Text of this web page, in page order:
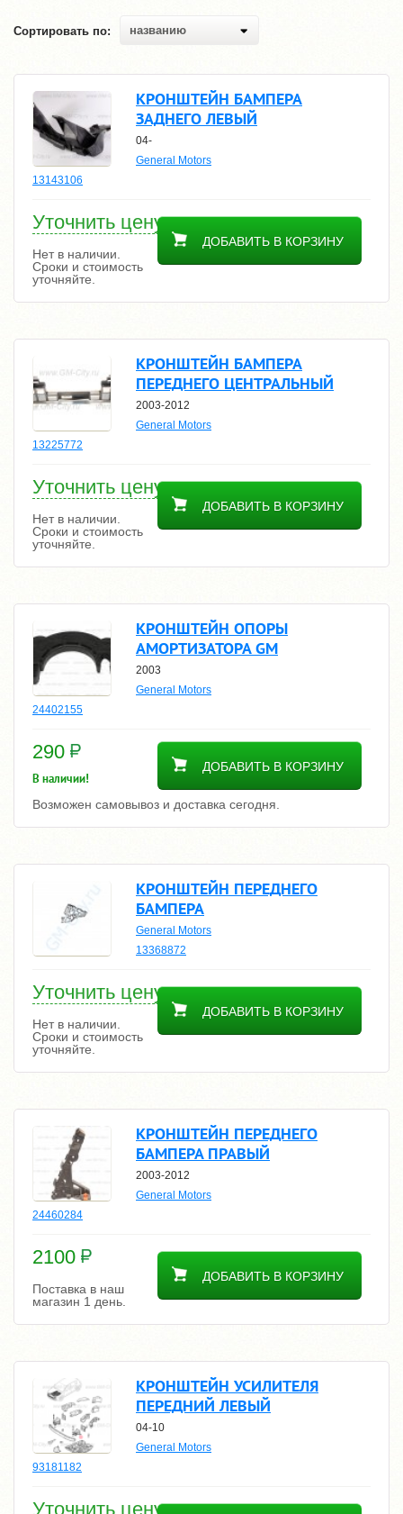
Сортировать по: названию
КРОНШТЕЙН БАМПЕРА
ЗАДНЕГО ЛЕВЫЙ
04-
General Motors
13143106
Уточнить цену
ДОБАВИТЬ В КОРЗИНУ
Нет в наличии.
Сроки и стоимость
уточняйте.
КРОНШТЕЙН БАМПЕРА
ПЕРЕДНЕГО ЦЕНТРАЛЬНЫЙ
2003-2012
General Motors
13225772
Уточнить цену
ДОБАВИТЬ В КОРЗИНУ
Нет в наличии.
Сроки и стоимость
уточняйте.
КРОНШТЕЙН ОПОРЫ
АМОРТИЗАТОРА GM
2003
General Motors
24402155
290
ДОБАВИТЬ В КОРЗИНУ
В наличии!
Возможен самовывоз и доставка сегодня.
КРОНШТЕЙН ПЕРЕДНЕГО
БАМПЕРА
General Motors
13368872
Уточнить цену
ДОБАВИТЬ В КОРЗИНУ
Нет в наличии.
Сроки и стоимость
уточняйте.
КРОНШТЕЙН ПЕРЕДНЕГО
БАМПЕРА ПРАВЫЙ
2003-2012
General Motors
24460284
2100
ДОБАВИТЬ В КОРЗИНУ
Поставка в наш
магазин 1 день.
КРОНШТЕЙН УСИЛИТЕЛЯ
ПЕРЕДНИЙ ЛЕВЫЙ
04-10
General Motors
93181182
Уточнить цену